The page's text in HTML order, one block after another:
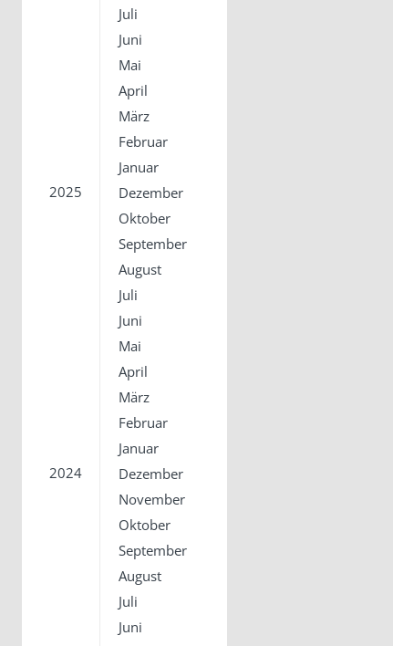
Juli
Juni
Mai
April
März
Februar
Januar
2025
Dezember
Oktober
September
August
Juli
Juni
Mai
April
März
Februar
Januar
2024
Dezember
November
Oktober
September
August
Juli
Juni